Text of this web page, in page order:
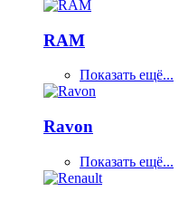
RAM
Показать ещё...
Ravon
Показать ещё...